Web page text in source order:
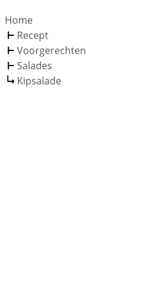
Home
Recept
Voorgerechten
Salades
Kipsalade